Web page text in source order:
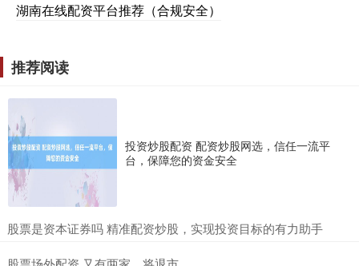
湖南在线配资平台推荐（合规安全）
推荐阅读
投资炒股配资 配资炒股网选，信任一流平
台，保障您的资金安全
​股票是资本证券吗 精准配资炒股，实现投资目标的有力助手